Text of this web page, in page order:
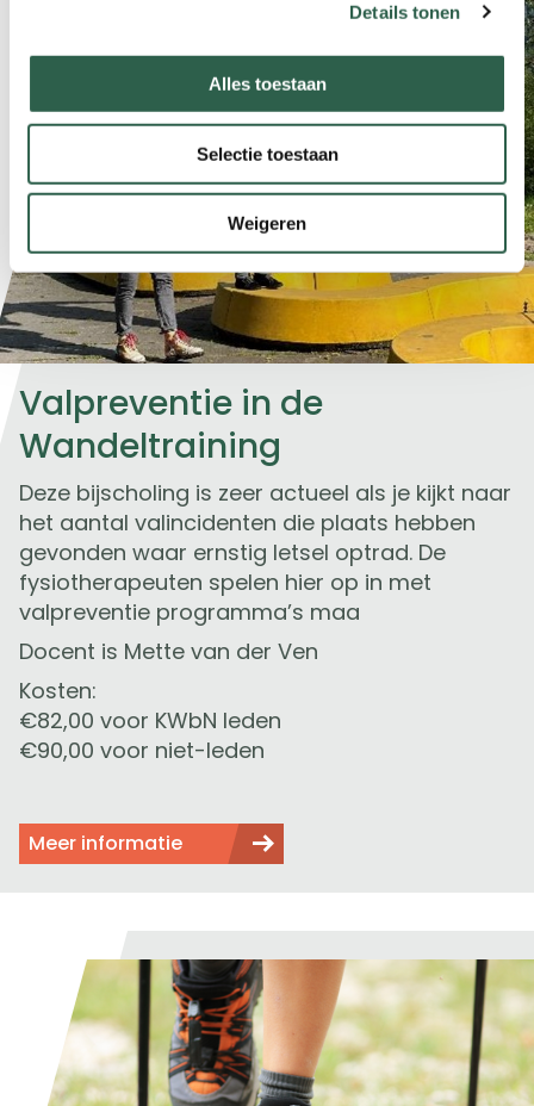
Details tonen
Alles toestaan
Selectie toestaan
Weigeren
Valpreventie in de
Wandeltraining
Deze bijscholing is zeer actueel als je kijkt naar
het aantal valincidenten die plaats hebben
gevonden waar ernstig letsel optrad. De
fysiotherapeuten spelen hier op in met
valpreventie programma’s maa
Docent is Mette van der Ven
Kosten:
€82,00 voor KWbN leden
€90,00 voor niet-leden
Meer informatie